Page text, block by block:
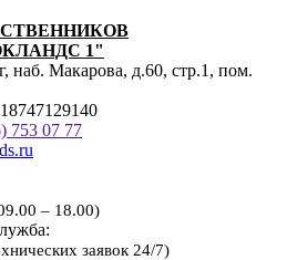
1"
наб. Макарова, д.60, стр.1, пом.
753 07 77
– 18.00)
заявок 24/7)